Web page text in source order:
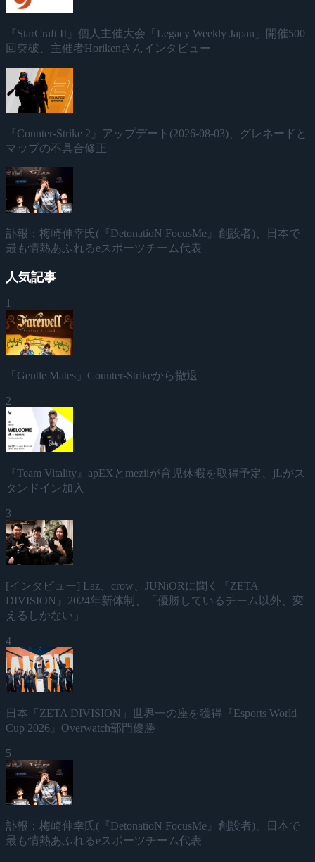
『StarCraft II』個人主催大会「Legacy Weekly Japan」開催500
回突破、主催者Horikenさんインタビュー
『Counter-Strike 2』アップデート(2026-08-03)、グレネードと
マップの不具合修正
訃報：梅崎伸幸氏(『DetonatioN FocusMe』創設者)、日本で
最も情熱あふれるeスポーツチーム代表
人気記事
1
「Gentle Mates」Counter-Strikeから撤退
2
『Team Vitality』apEXとmeziiが育児休暇を取得予定、jLがス
タンドイン加入
3
[インタビュー] Laz、crow、JUNiORに聞く『ZETA
DIVISION』2024年新体制、「優勝しているチーム以外、変
えるしかない」
4
日本「ZETA DIVISION」世界一の座を獲得『Esports World
Cup 2026』Overwatch部門優勝
5
訃報：梅崎伸幸氏(『DetonatioN FocusMe』創設者)、日本で
最も情熱あふれるeスポーツチーム代表